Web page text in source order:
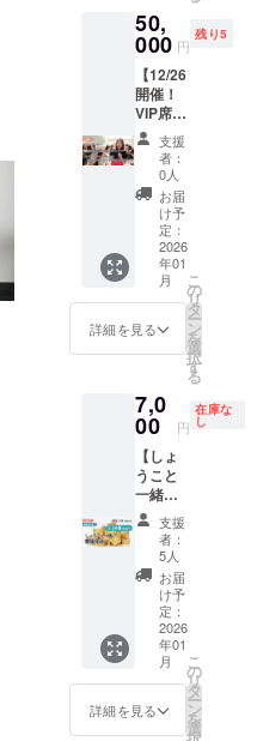
費およ
び宿泊
費は実
費精算
とさせ
ていた
だきま
す。 ※
クラウ
ドファ
ンディ
ング終
了後、
2026年
1月以降
メール
にてご
連絡を
させて
きま
す。 ◆
本20冊
付き ※
書籍は
まとめ
てご指
定の場
所に発
送させ
ていた
だきま
す。 ご
自宅以
外への
送付を
ご希望
の場合
グ終了
後、
2026年
1月以降
にメー
ルにて
ご連絡
いたし
ます。
※書籍は
まとめ
てご指
定の場
所に発
送させ
ていた
だきま
す。 ご
自宅以
送付を
ご希望
の場合
は、備
考欄に
記載を
お願い
しま
す。
【書籍
概要】
・「奪
われな
い！お
金を守
る７つ
の習
慣」 ・
千葉祥
子 ※書
籍は発
売次
第、順
次発送
いたし
ます。
※国内発
送のみ
に対応
してい
ます。
方法：
視聴用
URLを
メール
にてお
知らせ
しま
す。 ◆
サイン
本1冊付
【書籍
概要】
・「奪
われな
い！お
る７つ
の習
出版 ・
著者：
千葉祥
子 ※書
籍は発
売次
第、順
次発送
いたし
ます。
※国内発
送のみ
に対応
してい
ます。
す。
しょう
こを招
いて仲
間と一
緒に楽
しいひ
と時を
過ごし
たい方
におす
すめの
企画で
す！
▼▼▼
ン詳細
▼▼▼
会場で
の司会
開催
日：
2026年
2月から
12月末
までの
間で購
入者と
日程調
整。 ※
クラウ
ドファ
ンディ
了後、
2026年
た
い！」
と参加
者から
毎回嬉
しい感
想が来
るイベ
ントの
作り方
や、集
客、価
格設定
など、
他では
教えて
きてい
重な機
会で
す。
しょう
こを招
いて仲
間と一
緒に楽
しいひ
と時を
過ごし
たい方
におす
すめの
企画で
▼▼▼
リター
ラファ
ンのた
めに特
別にご
提供し
ます。
これま
でにプ
デュー
スした
著者さ
んや、
インフ
ルエン
サーさ
んは、
ムだと
とても
喜んで
いただ
いてい
ます。
人数に
限りは
ありま
すが、
もしも
しょう
このサ
ポート
を受け
叶えた
いと
われる
出版感
謝講演
会&パー
ティー
を華や
かに彩
るスタ
ンド花
をあな
たのお
名前を
いれて
会場に
お届け
しま
す。 配
けず
に、お
祝いの
気持ち
をお花
に添え
て直接
会場
へ。 ま
た、立
札にお
名前を
お入れ
します
ので、
以下の
リター
50,
000 円
残り5
【12/26
開催！
VIP席】
出版感
謝パー
ティー
でしょ
うこに
紹介し
てもら
える権
利 [限定
5名]＋
サイン
本1冊
VIP席
シャル
特典を
ご用意
しまし
た！千
葉祥子
の初出
版感謝
講演会
＆パー
ティー
参加＋
しょう
こが
パー
ティー
中にあ
支援
者：
0人
お届
け予
定：
2026
年01
月
詳細を見る
こ
の
リ
タ
ー
ン
を
選
択
す
る
7,0
00 円
在庫な
し
【しょ
うこと
一緒に
書籍発
送】サ
イン本1
冊付き
（1/14
：4回
目）
しょう
こと楽
しく話
しなが
ら、書
支援
者：
5人
お届
け予
定：
2026
年01
月
詳細を見る
こ
の
リ
タ
ー
ン
を
選